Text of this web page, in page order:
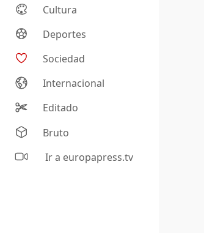
Cultura
Deportes
Sociedad
Internacional
Editado
Bruto
Ir a europapress.tv